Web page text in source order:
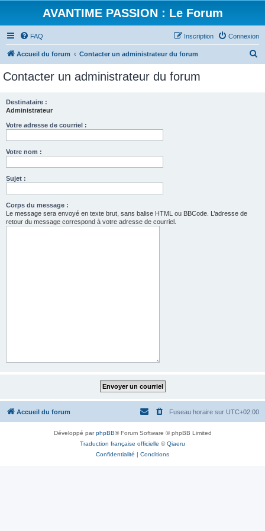
AVANTIME PASSION : Le Forum
FAQ Connexion
Inscription
Accueil du forum Contacter un administrateur du forum
Contacter un administrateur du forum
Destinataire :
Administrateur
Votre adresse de courriel :
Votre nom :
Sujet :
Corps du message :
Le message sera envoyé en texte brut, sans balise HTML ou BBCode. L’adresse de
retour du message correspond à votre adresse de courriel.
Accueil du forum Fuseau horaire sur UTC+02:00
Développé parphpBB® Forum Software © phpBB Limited
Traduction française officielle ©Qiaeru
Confidentialité | Conditions